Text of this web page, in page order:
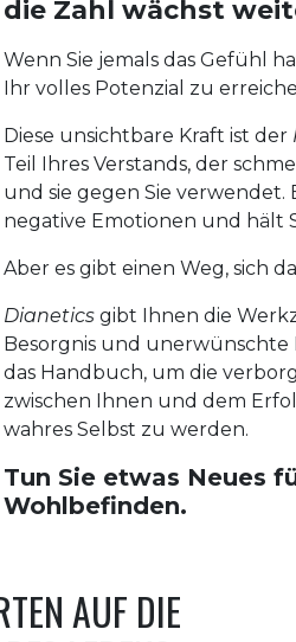
die Zahl wächst
Wenn Sie jemals das Gefühl
Ihr volles Potenzial zu
Diese unsichtbare Kraft ist der
Teil Ihres Verstands, der
und sie gegen Sie
negative Emotionen und hält
Aber es gibt einen Weg, sich
Dianetics gibt Ihnen die
Besorgnis und unerwünschte
das Handbuch, um die
zwischen Ihnen und dem
wahres Selbst zu werden.
Tun Sie etwas Neues
Wohlbefinden.
AUF DIE